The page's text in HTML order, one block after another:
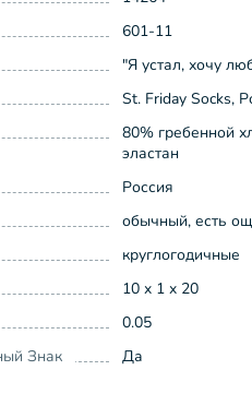
601-11
"Я устал, хочу
St. Friday Socks,
80% гребенной
эластан
Россия
обычный, есть
круглогодичные
10 x 1 x 20
0.05
Знак
Да